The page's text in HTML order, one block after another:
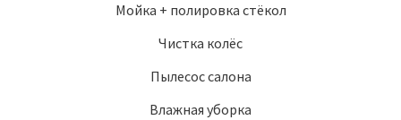
Мойка + полировка стёкол
Чистка колёс
Пылесос салона
Влажная уборка